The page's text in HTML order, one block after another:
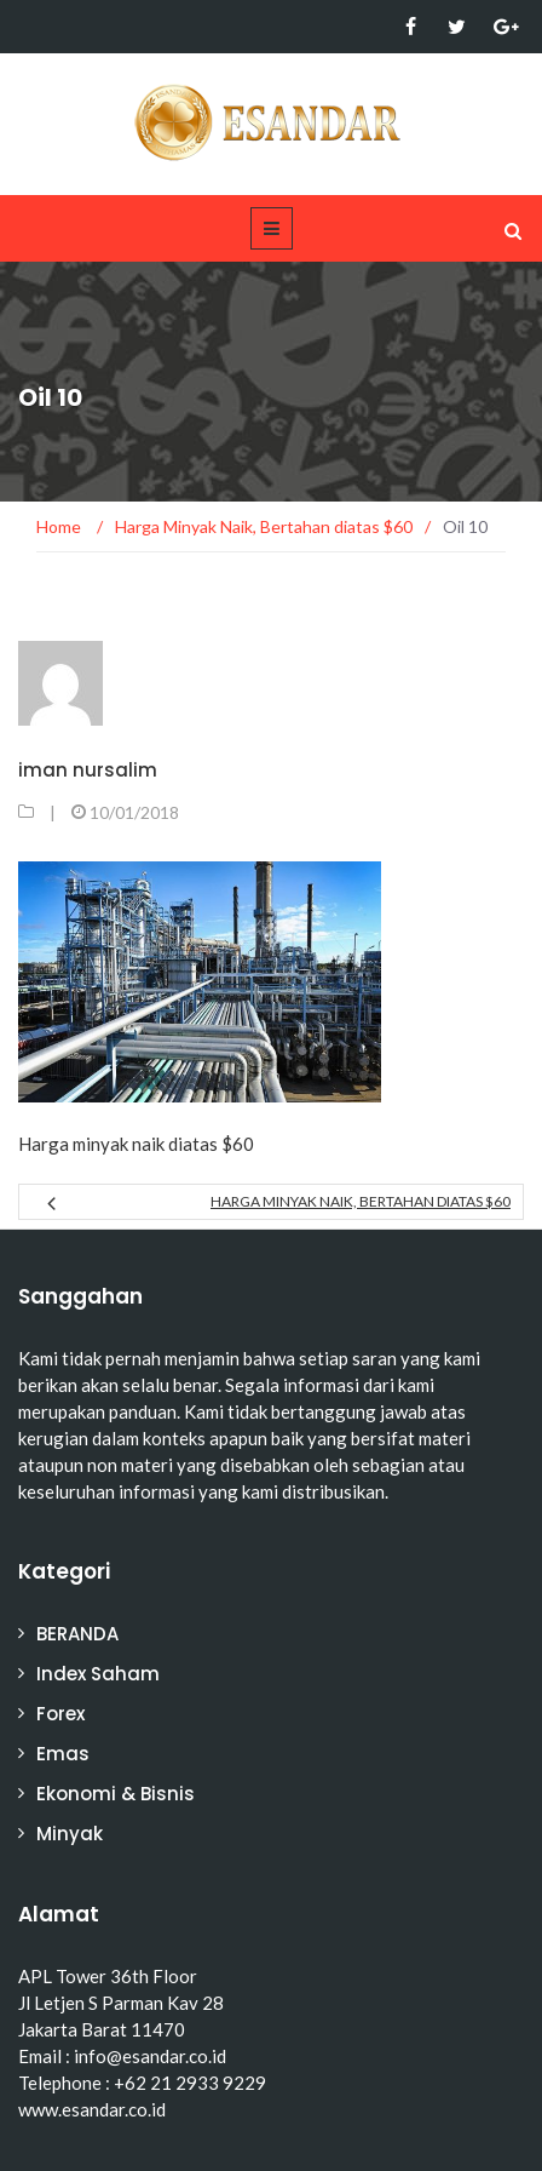
Oil 10
Home / Harga Minyak Naik, Bertahan diatas $60 / Oil 10
iman nursalim
| 10/01/2018
Harga minyak naik diatas $60
HARGA MINYAK NAIK, BERTAHAN DIATAS $60
Sanggahan
Kami tidak pernah menjamin bahwa setiap saran yang kami
berikan akan selalu benar. Segala informasi dari kami
merupakan panduan. Kami tidak bertanggung jawab atas
kerugian dalam konteks apapun baik yang bersifat materi
ataupun non materi yang disebabkan oleh sebagian atau
keseluruhan informasi yang kami distribusikan.
Kategori
BERANDA
Index Saham
Forex
Emas
Ekonomi & Bisnis
Minyak
Alamat
APL Tower 36th Floor
Jl Letjen S Parman Kav 28
Jakarta Barat 11470
Email : info@esandar.co.id
Telephone : +62 21 2933 9229
www.esandar.co.id